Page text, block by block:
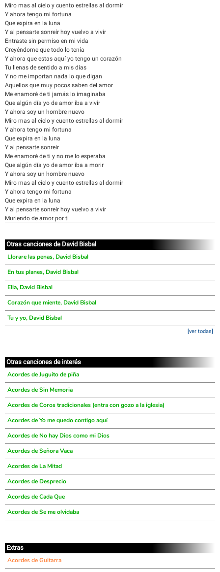
Miro mas al cielo y cuento estrellas al dormir
Y ahora tengo mi fortuna
Que expira en la luna
Y al pensarte sonreír hoy vuelvo a vivir
Entraste sin permiso en mi vida
Creyéndome que todo lo tenía
Y ahora que estas aquí yo tengo un corazón
Tu llenas de sentido a mis días
Y no me importan nada lo que digan
Aquellos que muy pocos saben del amor
Me enamoré de ti jamás lo imaginaba
Que algún día yo de amor iba a vivir
Y ahora soy un hombre nuevo
Miro mas al cielo y cuento estrellas al dormir
Y ahora tengo mi fortuna
Que expira en la luna
Y al pensarte sonreír
Me enamoré de ti y no me lo esperaba
Que algún día yo de amor iba a morir
Y ahora soy un hombre nuevo
Miro mas al cielo y cuento estrellas al dormir
Y ahora tengo mi fortuna
Que expira en la luna
Y al pensarte sonreír hoy vuelvo a vivir
Muriendo de amor por ti
Otras canciones de David Bisbal
Llorare las penas, David Bisbal
En tus planes, David Bisbal
Ella, David Bisbal
Corazón que miente, David Bisbal
Tu y yo, David Bisbal
[ver todas]
Otras canciones de interés
Acordes de Juguito de piña
Acordes de Sin Memoria
Acordes de Coros tradicionales (entra con gozo a la iglesia)
Acordes de Yo me quedo contigo aquí
Acordes de No hay Dios como mi Dios
Acordes de Señora Vaca
Acordes de La Mitad
Acordes de Desprecio
Acordes de Cada Que
Acordes de Se me olvidaba
Extras
Acordes de Guitarra